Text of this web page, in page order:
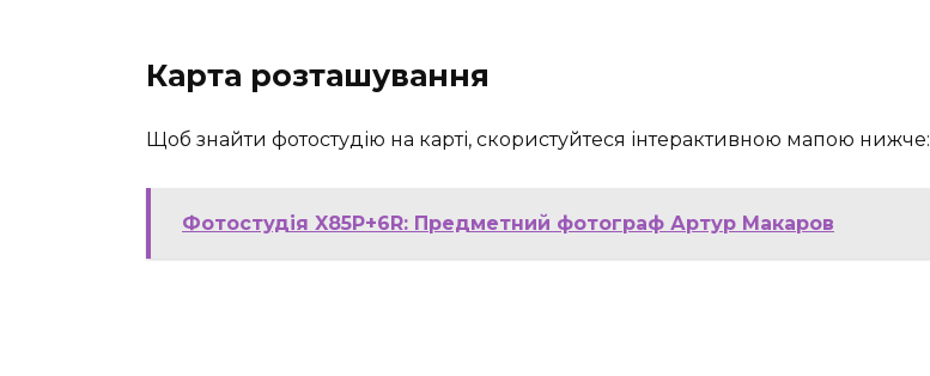
Карта розташування
Щоб знайти фотостудію на карті, скористуйтеся інтерактивною мапою нижче:
Фотостудія X85P+6R: Предметний фотограф Артур Макаров